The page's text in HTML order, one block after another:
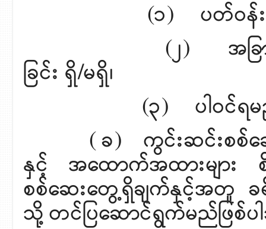
(၁) ပတ်ဝန်းကျင်
(၂) အခြားမြေ/ဉ
ခြင်း ရှိ/မရှိ၊
(၃) ပါဝင်ရမည့် အထ
( ခ) ကွင်းဆင်းစစ်ဆေးပ
နှင့် အထောက်အထားများ
စစ်ဆေးတွေ့ရှိချက်နှင့်အတူ ခ
သို့ တင်ပြဆောင်ရွက်မည်ဖြစ်